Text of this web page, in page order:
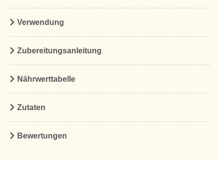
Verwendung
Zubereitungsanleitung
Nährwerttabelle
Zutaten
Bewertungen